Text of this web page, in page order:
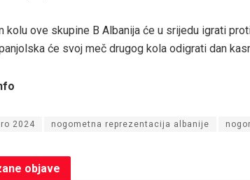
kolu ove skupine B Albanija će u srijedu igrati
će svoj meč drugog kola odigrati dan
2024 nogometna reprezentacija albanije
objave